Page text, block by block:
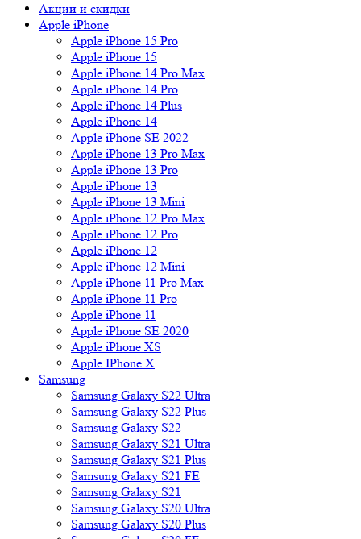
Акции и скидки
Apple iPhone
Apple iPhone 15 Pro
Apple iPhone 15
Apple iPhone 14 Pro Max
Apple iPhone 14 Pro
Apple iPhone 14 Plus
Apple iPhone 14
Apple iPhone SE 2022
Apple iPhone 13 Pro Max
Apple iPhone 13 Pro
Apple iPhone 13
Apple iPhone 13 Mini
Apple iPhone 12 Pro Max
Apple iPhone 12 Pro
Apple iPhone 12
Apple iPhone 12 Mini
Apple iPhone 11 Pro Max
Apple iPhone 11 Pro
Apple iPhone 11
Apple iPhone SE 2020
Apple iPhone XS
Apple IPhone X
Samsung
Samsung Galaxy S22 Ultra
Samsung Galaxy S22 Plus
Samsung Galaxy S22
Samsung Galaxy S21 Ultra
Samsung Galaxy S21 Plus
Samsung Galaxy S21 FE
Samsung Galaxy S21
Samsung Galaxy S20 Ultra
Samsung Galaxy S20 Plus